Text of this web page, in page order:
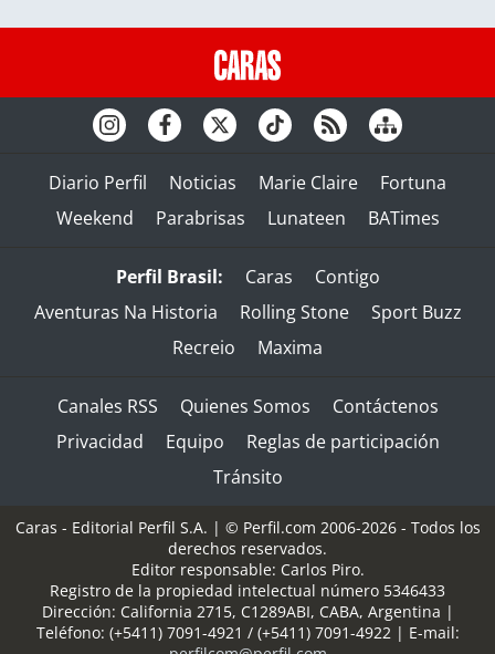
Diario Perfil Noticias Marie Claire
Fortuna
Weekend
Parabrisas Lunateen BATimes
Perfil Brasil: Caras
Contigo
Aventuras Na Historia
Rolling Stone
Sport Buzz
Recreio
Maxima
Canales RSS Quienes Somos
Contáctenos
Privacidad
Equipo
Reglas de participación
Tránsito
Caras - Editorial Perfil S.A. | © Perfil.com 2006-2026 - Todos los
derechos reservados.
Editor responsable: Carlos Piro.
Registro de la propiedad intelectual número 5346433
Dirección: California 2715, C1289ABI, CABA, Argentina |
Teléfono: (+5411) 7091-4921 / (+5411) 7091-4922 | E-mail: